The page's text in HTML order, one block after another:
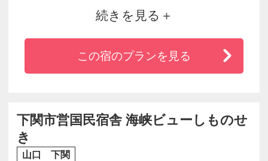
■シングルルームはセミダブルサイズでゆったり
■全室WiFi・有線LAN接続無料・加湿空気清浄機
完備
■フロントは安心の24時間対応♪
続きを見る
この宿のプランを見る
下関市営国民宿舎 海峡ビューしものせ
き
山口 下関